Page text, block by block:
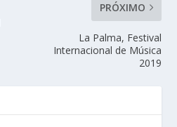
PRÓXIMO
La Palma, Festival
Internacional de Música
2019